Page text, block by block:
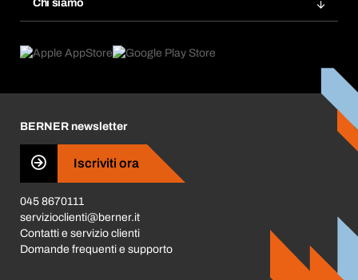
Ordini programmati
eProcurement
Trova prodotti
Chi siamo
Cosa ci spinge
Business Conduct
BERNER newsletter
Iscriviti ora
045 8670111
servizioclienti@berner.it
Contatti e servizio clienti
Domande frequenti e supporto